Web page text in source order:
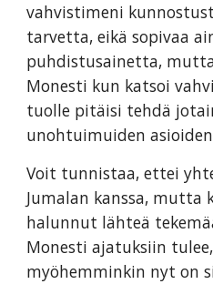
vahvistimeni
tarvetta, eikä sopivaa
puhdistusainetta,
Monesti kun katsoi
tuolle pitäisi tehdä
unohtuimuiden
Voit tunnistaa, ettei
Jumalan kanssa, mutta
halunnut lähteä
Monesti ajatuksiin
myöhemminkin nyt on